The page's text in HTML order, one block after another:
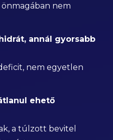
önmagában nem
annál gyorsabb
nem egyetlen
ehető
a túlzott bevitel